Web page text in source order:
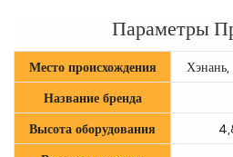
Параметры
Место происхождения
Хэнань,
Название бренда
Высота оборудования